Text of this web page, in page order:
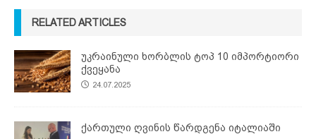
RELATED ARTICLES
უკრაინული ხორბლის ტოპ 10 იმპორტიორი
ქვეყანა
24.07.2025
ქართული ღვინის წარდგენა იტალიაში